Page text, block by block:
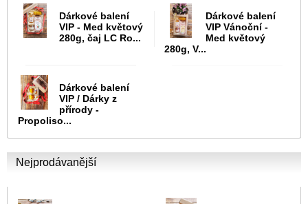
Dárkové balení
VIP - Med květový
280g, čaj LC Ro...
Dárkové balení
VIP Vánoční -
Med květový
280g, V...
Dárkové balení
VIP / Dárky z
přírody -
Propoliso...
Nejprodávanější